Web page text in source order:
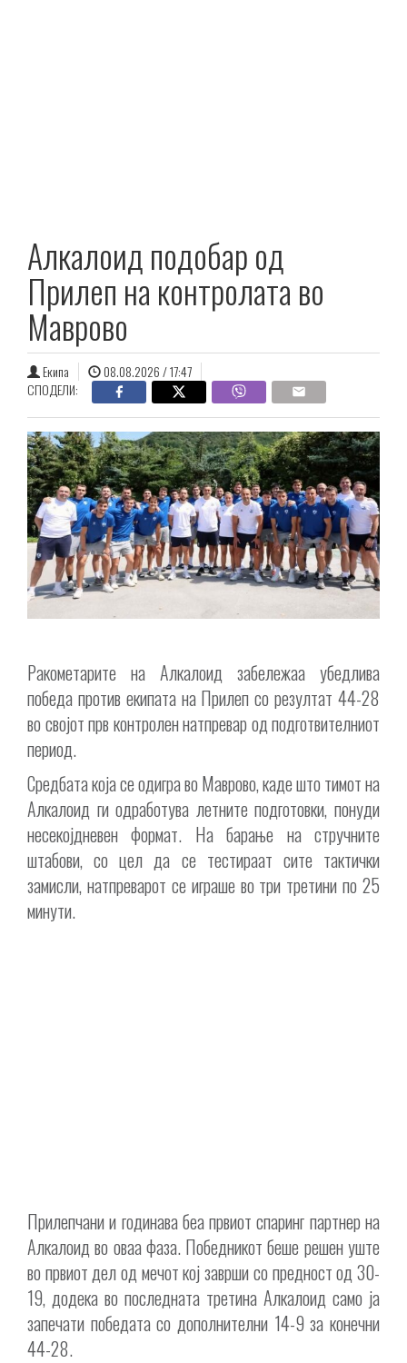
Алкалоид подобар од
Прилеп на контролата во
Маврово
Екипа
08.08.2026 / 17:47
СПОДЕЛИ:
Ракометарите на Алкалоид забележаа убедлива
победа против екипата на Прилеп со резултат 44-28
во својот прв контролен натпревар од подготвителниот
период.
Средбата која се одигра во Маврово, каде што тимот на
Алкалоид ги одработува летните подготовки, понуди
несекојдневен формат. На барање на стручните
штабови, со цел да се тестираат сите тактички
замисли, натпреварот се играше во три третини по 25
минути.
Прилепчани и годинава беа првиот спаринг партнер на
Алкалоид во оваа фаза. Победникот беше решен уште
во првиот дел од мечот кој заврши со предност од 30-
19, додека во последната третина Алкалоид само ја
запечати победата со дополнителни 14-9 за конечни
44-28.